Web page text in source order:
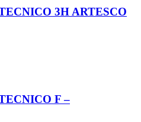
3H ARTESCO
F –